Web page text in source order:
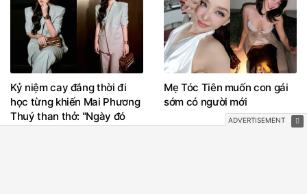
Kỷ niệm cay đắng thời đi
học từng khiến Mai Phương
Thuý than thở: "Ngày đó
lầm lỗi gì mà phải làm cái
Mẹ Tóc Tiên muốn con gái
sớm có người mới